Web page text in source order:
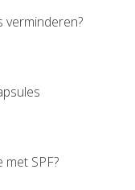
verminderen?
SPF?